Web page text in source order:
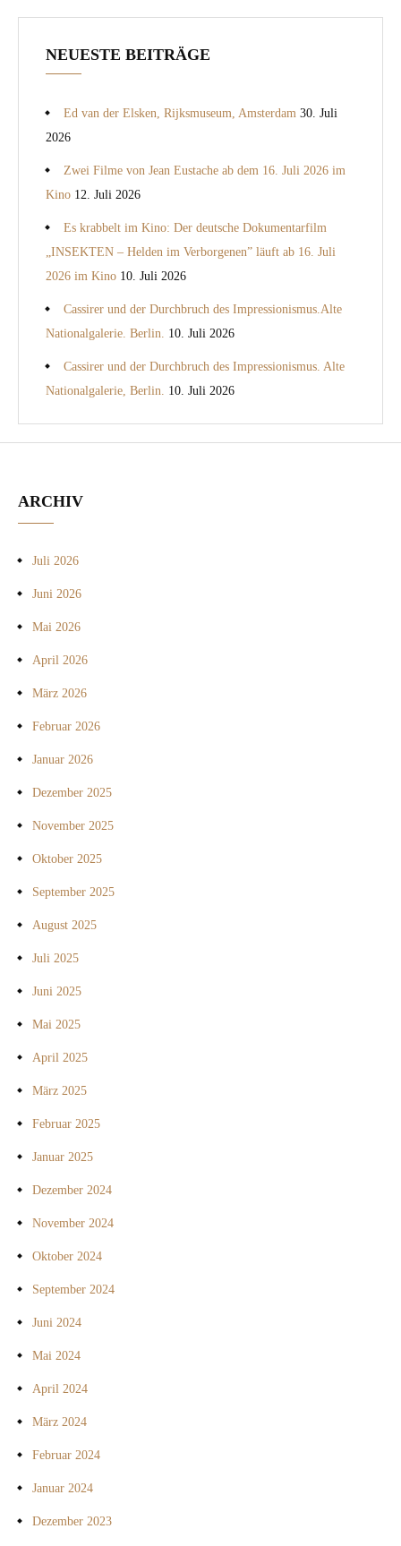
NEUESTE BEITRÄGE
Ed van der Elsken, Rijksmuseum, Amsterdam 30. Juli
2026
Zwei Filme von Jean Eustache ab dem 16. Juli 2026 im
Kino 12. Juli 2026
Es krabbelt im Kino: Der deutsche Dokumentarfilm
„INSEKTEN – Helden im Verborgenen” läuft ab 16. Juli
2026 im Kino 10. Juli 2026
Cassirer und der Durchbruch des Impressionismus.Alte
Nationalgalerie. Berlin.
10. Juli 2026
Cassirer und der Durchbruch des Impressionismus. Alte
Nationalgalerie, Berlin.
10. Juli 2026
ARCHIV
Juli 2026
Juni 2026
Mai 2026
April 2026
März 2026
Februar 2026
Januar 2026
Dezember 2025
November 2025
Oktober 2025
September 2025
August 2025
Juli 2025
Juni 2025
Mai 2025
April 2025
März 2025
Februar 2025
Januar 2025
Dezember 2024
November 2024
Oktober 2024
September 2024
Juni 2024
Mai 2024
April 2024
März 2024
Februar 2024
Januar 2024
Dezember 2023